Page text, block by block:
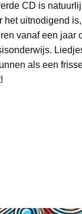
CD is
uitnodigend
vanaf een jaar
als een